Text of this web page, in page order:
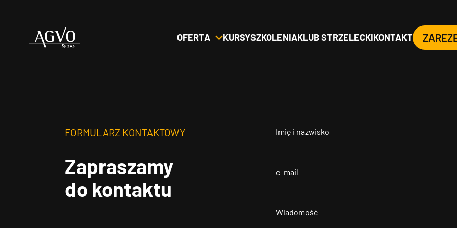
Header
OFERTA KURSYSZKOLENIAKLUB STRZELECKIKONTAKT
FORMULARZ KONTAKTOWY
Zapraszamy
do kontaktu